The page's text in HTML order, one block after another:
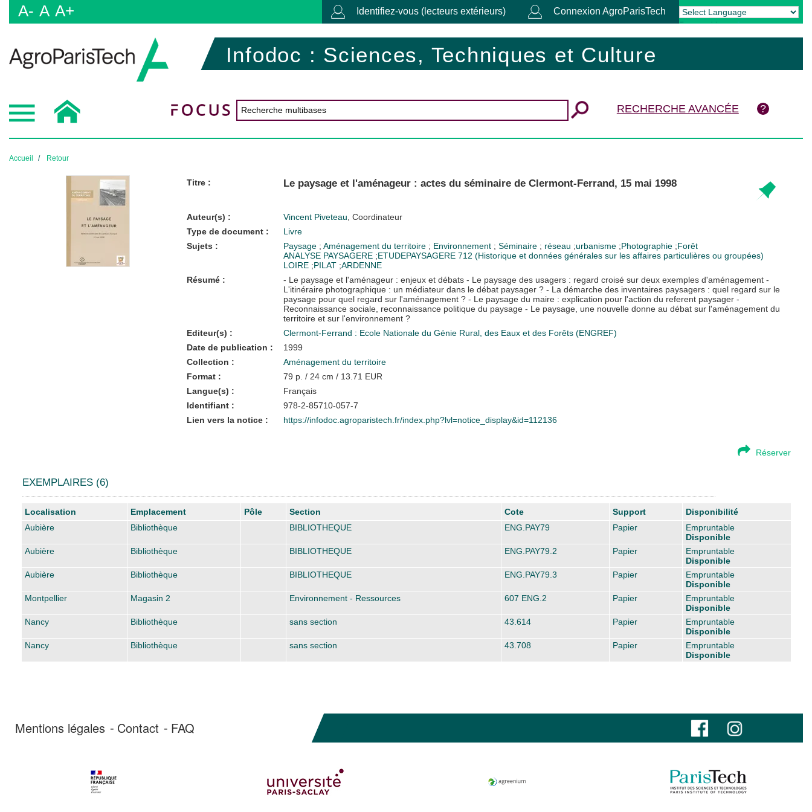
A- A A+ Identifiez-vous (lecteurs extérieurs) Connexion AgroParisTech
Powered by Translate
Infodoc : Sciences, Techniques et Culture
RECHERCHE AVANCÉE
Accueil Retour
Titre : Le paysage et l'aménageur : actes du séminaire de Clermont-Ferrand, 15 mai 1998
Auteur(s) : Vincent Piveteau , Coordinateur
Type de document :
Livre
Sujets :
Paysage ; Aménagement du territoire ; Environnement ; Séminaire ; réseau ;urbanisme ;Photographie ;Forêt
ANALYSE PAYSAGERE ;ETUDEPAYSAGERE 712 (Historique et données générales sur les affaires particulières ou groupées)
LOIRE ;PILAT ;ARDENNE
Résumé :
- Le paysage et l'aménageur : enjeux et débats - Le paysage des usagers : regard croisé sur deux exemples d'aménagement -
L'itinéraire photographique : un médiateur dans le débat paysager ? - La démarche des inventaires paysagers : quel regard sur le
paysage pour quel regard sur l'aménagement ? - Le paysage du maire : explication pour l'action du referent paysager -
Reconnaissance sociale, reconnaissance politique du paysage - Le paysage, une nouvelle donne au débat sur l'aménagement du
territoire et sur l'environnement ?
Editeur(s) :
Clermont-Ferrand : Ecole Nationale du Génie Rural, des Eaux et des Forêts (ENGREF)
Date de publication :
1999
Collection :
Aménagement du territoire
Format :
79 p. / 24 cm / 13.71 EUR
Langue(s) :
Français
Identifiant :
978-2-85710-057-7
Lien vers la notice :
https://infodoc.agroparistech.fr/index.php?lvl=notice_display&id=112136
Réserver
EXEMPLAIRES (6)
Liste des exemplaires
Localisation Emplacement Pôle Section Cote Support
Disponibilité
Aubière
Bibliothèque BIBLIOTHEQUE ENG.PAY79 Papier
Empruntable
Disponible
Aubière
Bibliothèque BIBLIOTHEQUE ENG.PAY79.2 Papier
Empruntable
Disponible
Aubière
Bibliothèque BIBLIOTHEQUE ENG.PAY79.3 Papier
Empruntable
Disponible
Montpellier
Magasin 2 Environnement - Ressources 607 ENG.2 Papier
Empruntable
Disponible
Nancy
Bibliothèque sans section 43.614 Papier
Empruntable
Disponible
Nancy
Bibliothèque sans section 43.708 Papier
Empruntable
Disponible
Mentions légales Contact FAQ